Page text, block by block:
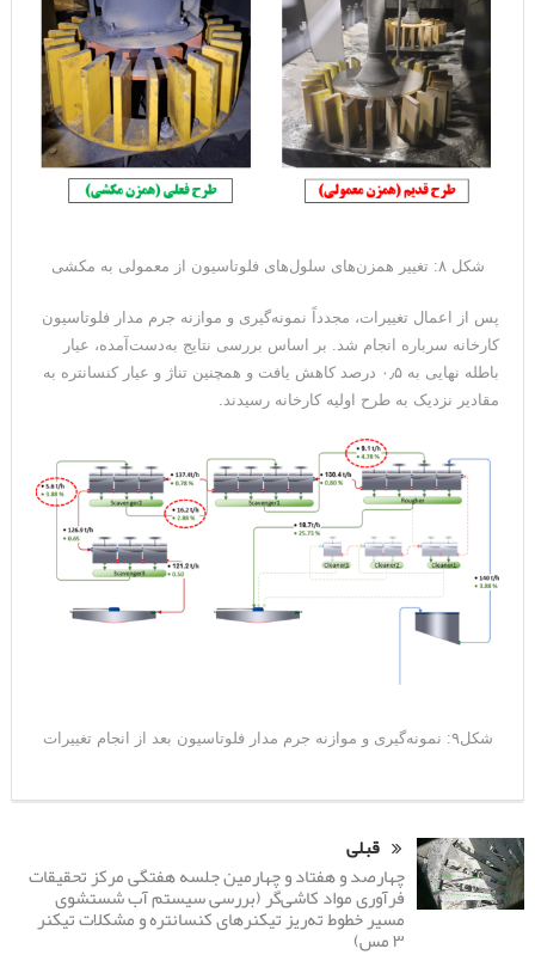
شکل ۸: تغییر همزن‌های سلول‌های فلوتاسیون از معمولی به مکشی
پس از اعمال تغییرات، مجدداً نمونه‌گیری و موازنه جرم مدار فلوتاسیون
کارخانه سرباره انجام شد. بر اساس بررسی نتایج به‌دست‌آمده، عیار
باطله نهایی به ۰٫۵ درصد کاهش یافت و همچنین تناژ و عیار کنسانتره به
مقادیر نزدیک به طرح اولیه کارخانه رسیدند.
شکل۹: نمونه‌گیری و موازنه جرم مدار فلوتاسیون بعد از انجام تغییرات
قبلی
چهارصد و هفتاد و چهارمین جلسه هفتگی مرکز تحقیقات
فرآوری مواد کاشی‌گر (بررسی سیستم آب شستشوی
مسیر خطوط ته‌ریز تیکنرهای کنسانتره و مشکلات تیکنر
۳ مس)